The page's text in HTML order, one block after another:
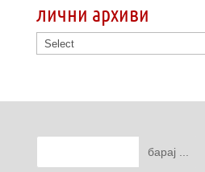
лични архиви